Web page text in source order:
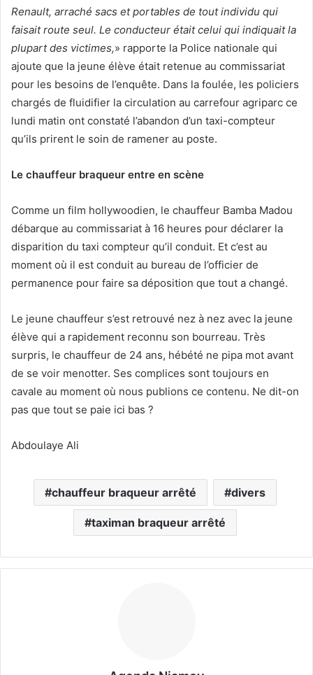
Renault, arraché sacs et portables de tout individu qui
faisait route seul. Le conducteur était celui qui indiquait la
plupart des victimes,» rapporte la Police nationale qui
ajoute que la jeune élève était retenue au commissariat
pour les besoins de l’enquête. Dans la foulée, les policiers
chargés de fluidifier la circulation au carrefour agriparc ce
lundi matin ont constaté l’abandon d’un taxi-compteur
qu’ils prirent le soin de ramener au poste.
Le chauffeur braqueur entre en scène
Comme un film hollywoodien, le chauffeur Bamba Madou
débarque au commissariat à 16 heures pour déclarer la
disparition du taxi compteur qu’il conduit. Et c’est au
moment où il est conduit au bureau de l’officier de
permanence pour faire sa déposition que tout a changé.
Le jeune chauffeur s’est retrouvé nez à nez avec la jeune
élève qui a rapidement reconnu son bourreau. Très
surpris, le chauffeur de 24 ans, hébété ne pipa mot avant
de se voir menotter. Ses complices sont toujours en
cavale au moment où nous publions ce contenu. Ne dit-on
pas que tout se paie ici bas ?
Abdoulaye Ali
chauffeur braqueur arrêté divers
taximan braqueur arrêté